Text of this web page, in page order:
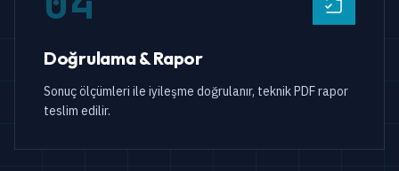
Doğrulama & Rapor
Sonuç ölçümleri ile iyileşme doğrulanır, teknik PDF rapor
teslim edilir.